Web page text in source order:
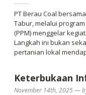
PT Berau Coal
Tabur, melalui
(PPM) menggelar
Langkah ini bukan
pertanian lokal
Keterbukaan
November 14th, 2025—